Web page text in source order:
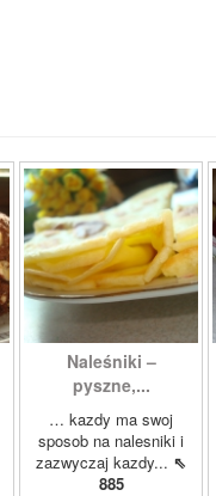
Naleśniki –
pyszne,...
… kazdy ma swoj
sposob na nalesniki i
zazwyczaj kazdy... ⇖
885